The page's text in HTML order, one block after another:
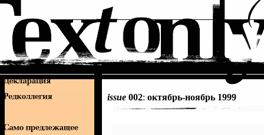
issue 002: октябрь-ноябрь 1999